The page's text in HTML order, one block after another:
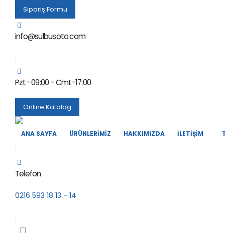
Sipariş Formu
info@sulbusoto.com
Pzt- 09:00 - Cmt-17:00
Online Katalog
ANA SAYFA ÜRÜNLERIMIZ HAKKIMIZDA İLETIŞIM
Telefon
0216 593 18 13 - 14